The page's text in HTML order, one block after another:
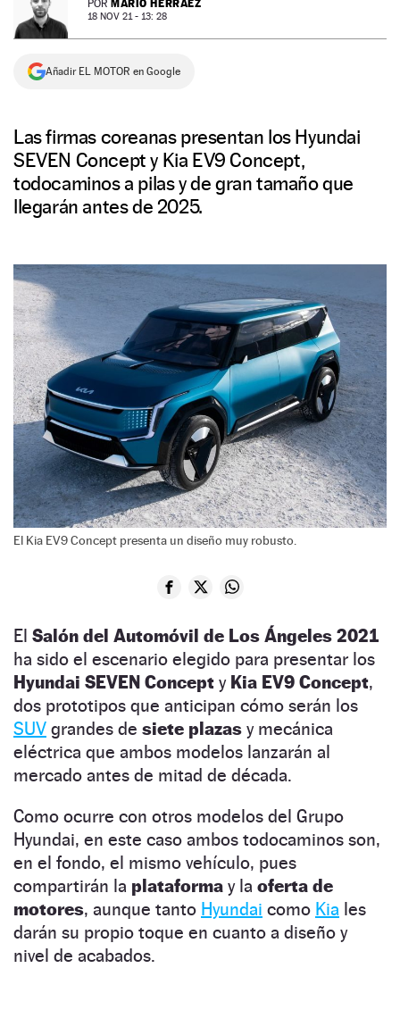
NEWSLETTER
SÍGUENOS
POR MARIO HERRÁEZ
18 NOV 21 - 13: 28
Añadir EL MOTOR en Google
Las firmas coreanas presentan los Hyundai
SEVEN Concept y Kia EV9 Concept,
todocaminos a pilas y de gran tamaño que
llegarán antes de 2025.
El Kia EV9 Concept presenta un diseño muy robusto.
El Salón del Automóvil de Los Ángeles 2021
ha sido el escenario elegido para presentar los
Hyundai SEVEN Concept y Kia EV9 Concept,
dos prototipos que anticipan cómo serán los
SUV grandes de siete plazas y mecánica
eléctrica que ambos modelos lanzarán al
mercado antes de mitad de década.
Como ocurre con otros modelos del Grupo
Hyundai, en este caso ambos todocaminos son,
en el fondo, el mismo vehículo, pues
compartirán la plataforma y la oferta de
motores, aunque tanto Hyundai como Kia les
darán su propio toque en cuanto a diseño y
nivel de acabados.